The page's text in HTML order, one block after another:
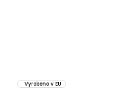
Vyrobeno v EU